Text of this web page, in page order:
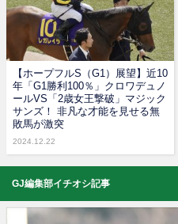
【ホープフルS（G1）展望】近10
年「G1勝利100％」クロワデュノ
ールVS「2歳女王撃破」マジック
サンズ！ 非凡な才能を見せる無
敗馬が激突
2024.12.22
GJ編集部イチオシ記事